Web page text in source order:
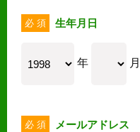
必 須 生年月日
年 月
必 須 メールアドレス